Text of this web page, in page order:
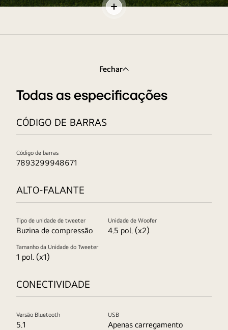
folhas
ambos
lados
Energy
Alternar
Fechar
Todas as especificações
CÓDIGO DE BARRAS
Código de barras
7893299948671
ALTO-FALANTE
Tipo de unidade de tweeter
Buzina de compressão
Unidade de Woofer
4.5 pol. (x2)
Tamanho da Unidade do Tweeter
1 pol. (x1)
CONECTIVIDADE
Versão Bluetooth
5.1
USB
Apenas carregamento